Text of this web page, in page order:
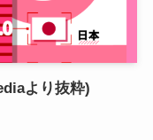
より抜粋)